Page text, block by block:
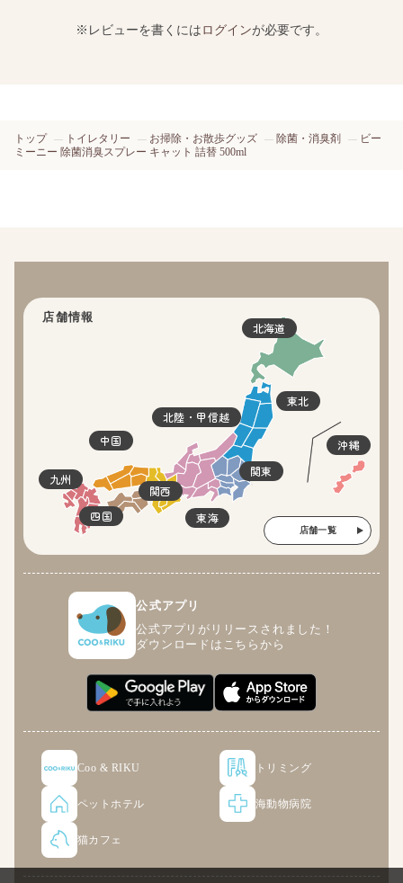
※レビューを書くにはログインが必要です。
トップ トイレタリー お掃除・お散歩グッズ 除菌・消臭剤
ビー
ミーニー 除菌消臭スプレー キャット 詰替 500ml
店舗情報
北海道
東北
関東
北陸・甲信越
東海
関西
四国
中国
九州
沖縄
店舗一覧
公式アプリ
公式アプリがリリースされました！
ダウンロードはこちらから
Coo & RIKU トリミング
ペットホテル 海動物病院
猫カフェ